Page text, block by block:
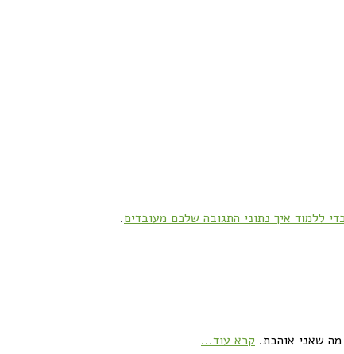
ללמוד איך נתוני התגובה שלכם מעובדים.
שאני אוהבת. קרא עוד...